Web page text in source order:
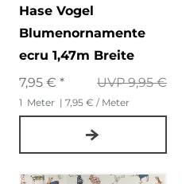
Hase Vogel
Blumenornamente
ecru 1,47m Breite
UVP 9,95 €
7,95 € *
1 Meter | 7,95 € / Meter